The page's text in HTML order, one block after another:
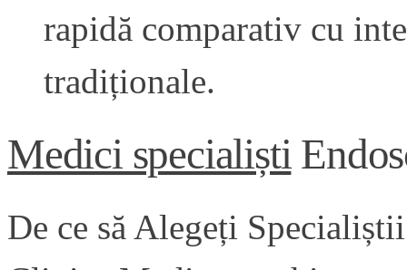
rapidă comparativ cu
tradiționale.
Medici specialiști
De ce să Alegeți